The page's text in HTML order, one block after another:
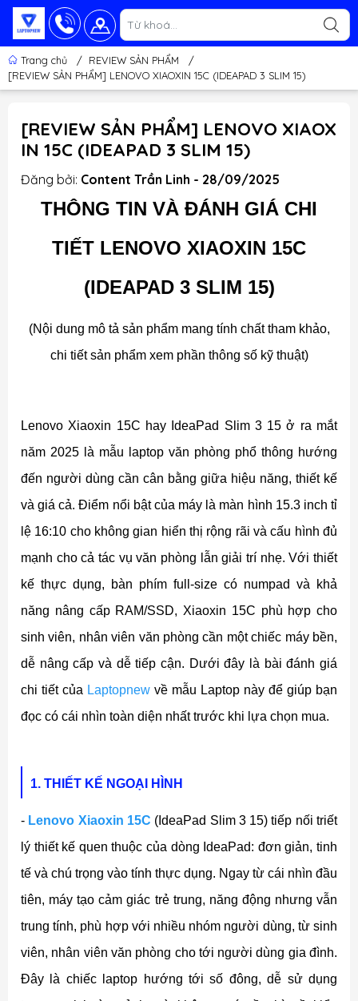
Trang chủ / REVIEW SẢN PHẨM
/
[REVIEW SẢN PHẨM] LENOVO XIAOXIN 15C (IDEAPAD 3 SLIM 15)
[REVIEW SẢN PHẨM] LENOVO XIAOX
IN 15C (IDEAPAD 3 SLIM 15)
Đăng bởi: Content Trần Linh - 28/09/2025
THÔNG TIN VÀ ĐÁNH GIÁ CHI
TIẾT LENOVO XIAOXIN 15C
(IDEAPAD 3 SLIM 15)
(Nội dung mô tả sản phẩm mang tính chất tham khảo,
chi tiết sản phẩm xem phần thông số kỹ thuật)
Lenovo Xiaoxin 15C hay IdeaPad Slim 3 15 ở ra mắt
năm 2025 là mẫu laptop văn phòng phổ thông hướng
đến người dùng cần cân bằng giữa hiệu năng, thiết kế
và giá cả. Điểm nổi bật của máy là màn hình 15.3 inch tỉ
lệ 16:10 cho không gian hiển thị rộng rãi và cấu hình đủ
mạnh cho cả tác vụ văn phòng lẫn giải trí nhẹ. Với thiết
kế thực dụng, bàn phím full-size có numpad và khả
năng nâng cấp RAM/SSD, Xiaoxin 15C phù hợp cho
sinh viên, nhân viên văn phòng cần một chiếc máy bền,
dễ nâng cấp và dễ tiếp cận. Dưới đây là bài đánh giá
chi tiết của Laptopnew về mẫu Laptop này để giúp bạn
đọc có cái nhìn toàn diện nhất trước khi lựa chọn mua.
1. THIẾT KẾ NGOẠI HÌNH
- Lenovo Xiaoxin 15C (IdeaPad Slim 3 15) tiếp nối triết
lý thiết kế quen thuộc của dòng IdeaPad: đơn giản, tinh
tế và chú trọng vào tính thực dụng. Ngay từ cái nhìn đầu
tiên, máy tạo cảm giác trẻ trung, năng động nhưng vẫn
trung tính, phù hợp với nhiều nhóm người dùng, từ sinh
viên, nhân viên văn phòng cho tới người dùng gia đình.
Đây là chiếc laptop hướng tới số đông, dễ sử dụng